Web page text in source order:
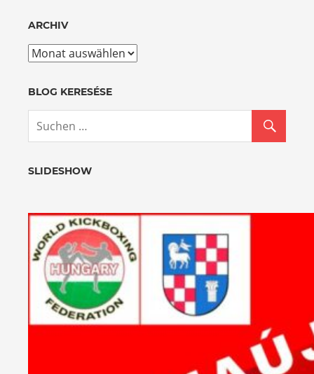
ARCHIV
Archiv
BLOG KERESÉSE
SLIDESHOW